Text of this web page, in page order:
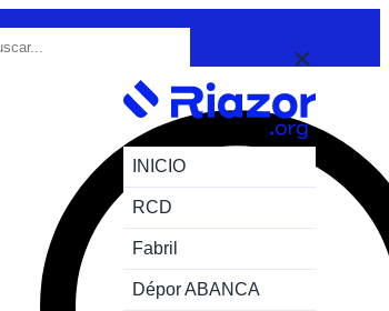
INICIO
RCD
Fabril
Dépor ABANCA